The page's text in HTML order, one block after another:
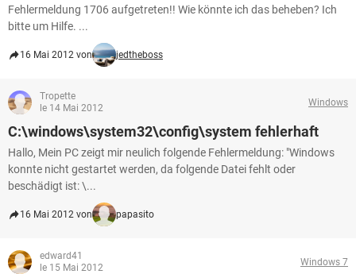
Fehlermeldung 1706 aufgetreten!! Wie könnte ich das beheben? Ich
bitte um Hilfe. ...
16 Mai 2012 von jedtheboss
Tropette
le 14 Mai 2012
Windows
C:\windows\system32\config\system fehlerhaft
Hallo, Mein PC zeigt mir neulich folgende Fehlermeldung: "Windows
konnte nicht gestartet werden, da folgende Datei fehlt oder
beschädigt ist: \...
16 Mai 2012 von papasito
edward41
le 15 Mai 2012
Windows 7